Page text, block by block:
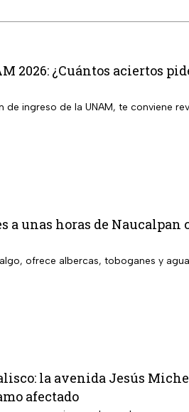
2026: ¿Cuántos aciertos
de ingreso de la UNAM, te conviene
unas horas de Naucalpan
ofrece albercas, toboganes y
la avenida Jesús
afectado